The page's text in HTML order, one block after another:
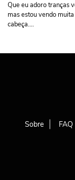
Que eu adoro tranças
mas estou vendo
cabeça....
Sobre FAQ